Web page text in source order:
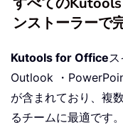
ンストーラーで
Kutools for Office
Outlook ・
が含まれており、複
るチームに最適です。